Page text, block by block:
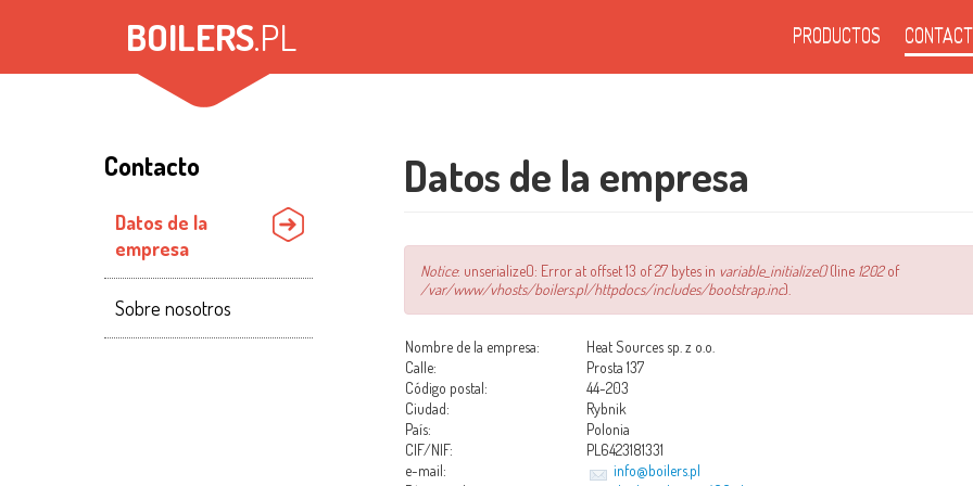
BOILERS.PL PRODUCTOS
Contacto
Datos de la
empresa
Sobre nosotros
Datos de la empresa
Mensaje
de
error
Notice: unserialize(): Error at offset 13 of 27 bytes in variable_initialize()(line 1202of
/var/www/vhosts/boilers.pl/httpdocs/includes/bootstrap.inc).
Nombre de la empresa:
Heat Sources sp. z o.o.
Calle:
Prosta 137
Código postal:
44-203
Ciudad:
Rybnik
País:
Polonia
CIF/NIF:
PL6423181331
e-mail:
info@boilers.pl